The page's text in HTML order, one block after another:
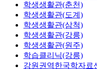
학생생활관(춘천)
학생생활관(도계)
학생생활관(삼척)
학생생활관(강릉)
학생생활관(원주)
학습클리닉(강릉)
강원권역한국학자료